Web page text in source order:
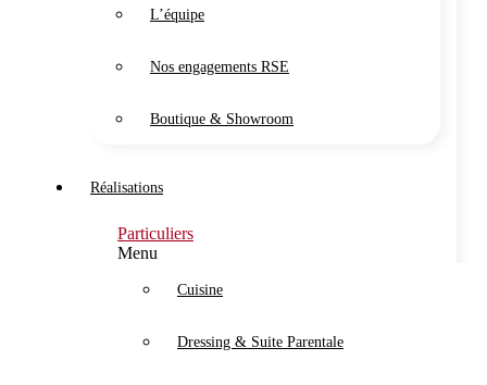
L’équipe
Nos engagements RSE
Boutique & Showroom
Réalisations
Particuliers
Menu
Cuisine
Dressing & Suite Parentale